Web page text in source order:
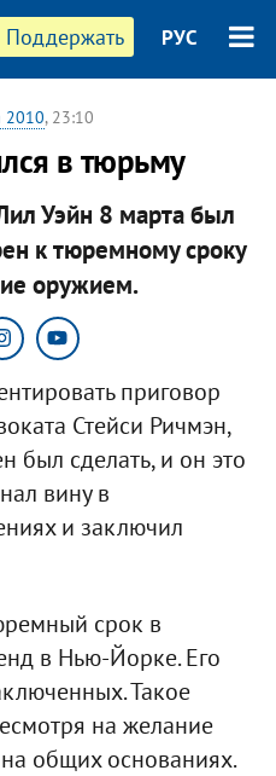
Поддержать РУС
2010, 23:10
в тюрьму
Уэйн 8 марта был
к тюремному сроку
оружием.
приговор
Стейси Ричмэн,
был сделать, и он это
вину в
и заключил
срок в
в Нью-Йорке. Его
Такое
на желание
общих основаниях.